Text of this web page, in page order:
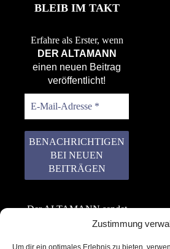
Zustimmung
Um dir ein optimales Erlebnis zu bieten,
BLEIB IM TAKT
Erfahre als Erster, wenn
DER ALTAMANN
einen neuen Beitrag
veröffentlicht!
Der ALTAMANN sendet
keinen Spam! Er gibt